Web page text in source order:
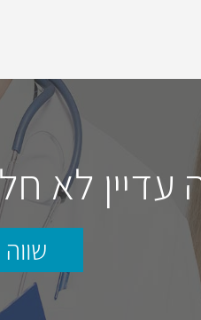
עדיין לא